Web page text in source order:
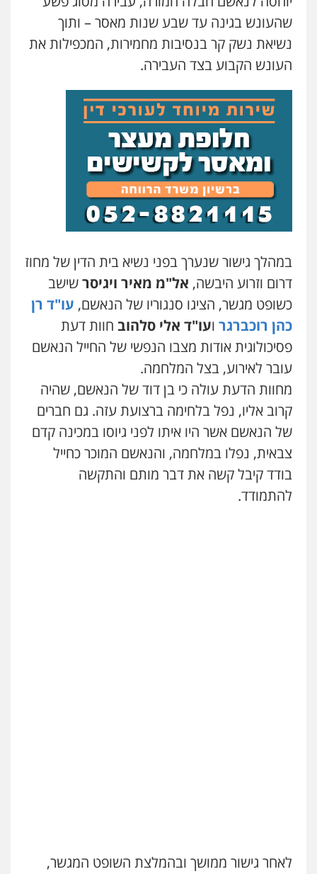
שהעונש בגינה עד שבע שנות מאסר – ותוך
נשיאת נשק קר בנסיבות מחמירות, המכפילות את
העונש הקבוע בצד העבירה.
במהלך גישור שנערך בפני נשיא בית הדין של מחוז
דרום וזרוע היבשה, אל"מ מאיר ויגיסרשישב
כשופט מגשר, הציגו סנגוריו של הנאשם, עו"ד רן
כהן רוכברגר ועו"ד אלי סלהוב חוות דעת
פסיכולוגית אודות מצבו הנפשי של החייל הנאשם
עובר לאירוע, בצל המלחמה.
מחוות הדעת עולה כי בן דוד של הנאשם, שהיה
קרוב אליו, נפל בלחימה ברצועת עזה. גם חברים
של הנאשם אשר היו איתו לפני גיוסו במכינה קדם
צבאית, נפלו במלחמה, והנאשם המוכר כחייל
בודד קיבל קשה את דבר מותם והתקשה
להתמודד.
לאחר גישור ממושך ובהמלצת השופט המגשר,